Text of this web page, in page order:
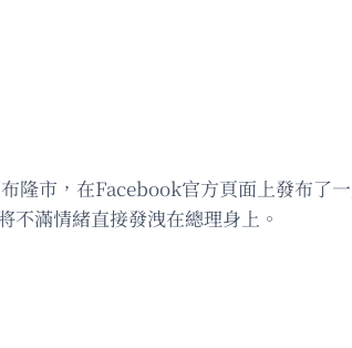
市，在Facebook官方頁面上發布了
滿情緒直接發洩在總理身上。